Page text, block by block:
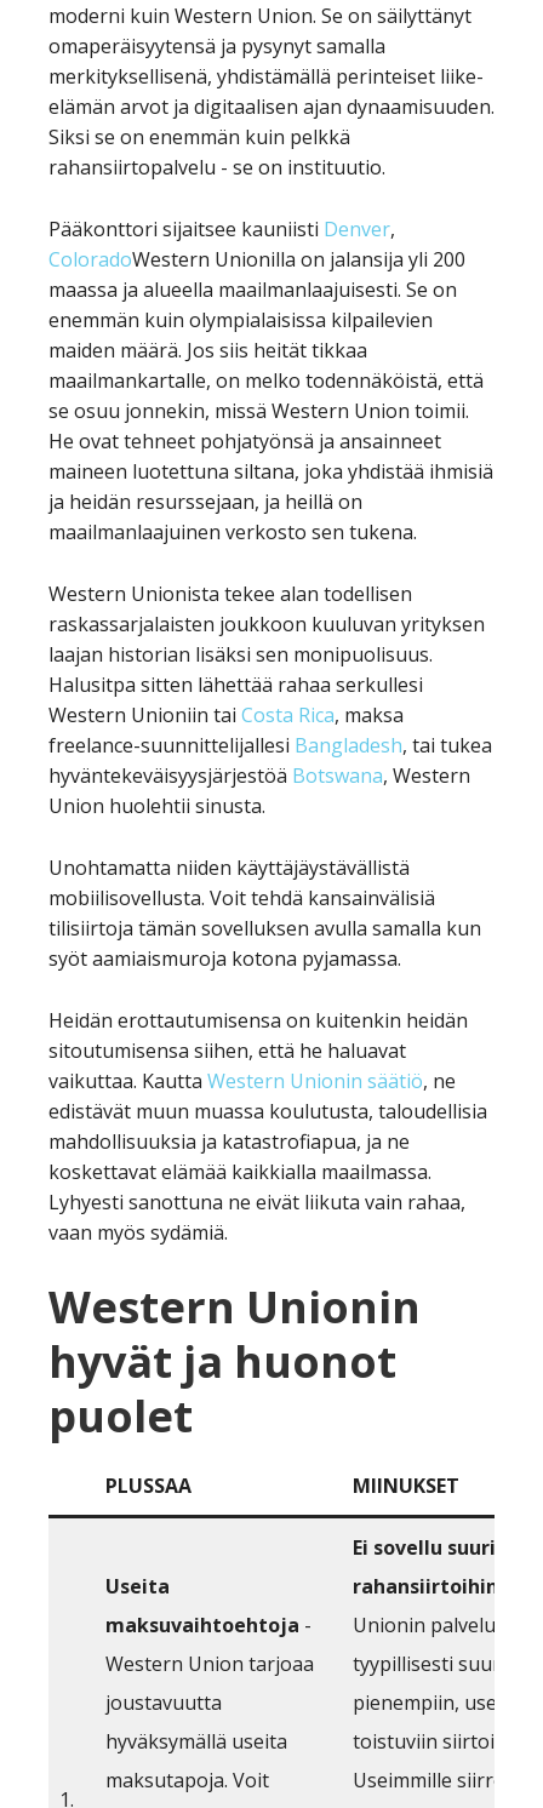
moderni kuin Western Union. Se on säilyttänyt
omaperäisyytensä ja pysynyt samalla
merkityksellisenä, yhdistämällä perinteiset liike-
elämän arvot ja digitaalisen ajan dynaamisuuden.
Siksi se on enemmän kuin pelkkä
rahansiirtopalvelu - se on instituutio.
Pääkonttori sijaitsee kauniisti Denver,
ColoradoWestern Unionilla on jalansija yli 200
maassa ja alueella maailmanlaajuisesti. Se on
enemmän kuin olympialaisissa kilpailevien
maiden määrä. Jos siis heität tikkaa
maailmankartalle, on melko todennäköistä, että
se osuu jonnekin, missä Western Union toimii.
He ovat tehneet pohjatyönsä ja ansainneet
maineen luotettuna siltana, joka yhdistää ihmisiä
ja heidän resurssejaan, ja heillä on
maailmanlaajuinen verkosto sen tukena.
Western Unionista tekee alan todellisen
raskassarjalaisten joukkoon kuuluvan yrityksen
laajan historian lisäksi sen monipuolisuus.
Halusitpa sitten lähettää rahaa serkullesi
Western Unioniin tai Costa Rica, maksa
freelance-suunnittelijallesi Bangladesh, tai tukea
hyväntekeväisyysjärjestöä Botswana, Western
Union huolehtii sinusta.
Unohtamatta niiden käyttäjäystävällistä
mobiilisovellusta. Voit tehdä kansainvälisiä
tilisiirtoja tämän sovelluksen avulla samalla kun
syöt aamiaismuroja kotona pyjamassa.
Heidän erottautumisensa on kuitenkin heidän
sitoutumisensa siihen, että he haluavat
vaikuttaa. Kautta Western Unionin säätiö, ne
edistävät muun muassa koulutusta, taloudellisia
mahdollisuuksia ja katastrofiapua, ja ne
koskettavat elämää kaikkialla maailmassa.
Lyhyesti sanottuna ne eivät liikuta vain rahaa,
vaan myös sydämiä.
Western Unionin
hyvät ja huonot
puolet
PLUSSAA MIINUKSET
1.
Useita
maksuvaihtoehtoja -
Western Union tarjoaa
joustavuutta
hyväksymällä useita
maksutapoja. Voit
Ei sovellu suuriin
rahansiirtoihin
Unionin palvelut on
tyypillisesti
pienempiin,
toistuviin siirtoihin.
Useimmille siirroille